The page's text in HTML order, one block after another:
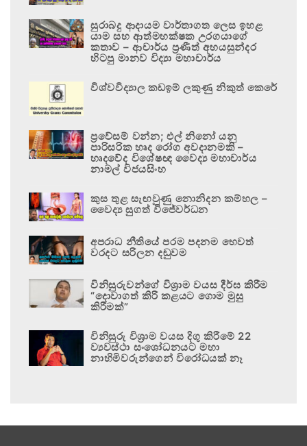
සුරාබදු ආදායම වාර්තාගත ලෙස ඉහළ
යාම සහ ආත්මභක්ෂක උරගයාගේ
කතාව – ආචාර්ය ප්‍රණීත් අභයසුන්දර
හිටපු මානව විද්‍යා මහාචාර්ය
විශ්වවිද්‍යාල කඩඉම් ලකුණු නිකුත් කෙරේ
ප්‍රවේසම් වන්න; එල් නිනෝ යනු
පාරිසරික හෘද රෝග අවදානමකි –
හෘදවේද විශේෂඥ වෛද්‍ය මහාචාර්ය
නාමල් විජයසිංහ
කුස තුළ සැඟවුණු නොනිදන කම්හල –
වෛද්‍ය සුගත් විජේවර්ධන
අපරාධ නීතියේ පරම පදනම හෙවත්
වරදට සරිලන දඬුවම
විනිසුරුවන්ගේ විශ්‍රාම වයස දීර්ඝ කිරීම
“දොවාගත් කිරි කළයට ගොම මුසු
කිරීමක්”
විනිසුරු විශ්‍රාම වයස දිගු කිරීමේ 22
ව්‍යවස්ථා සංශෝධනයට මහා
නාහිමිවරුන්ගෙන් විරෝධයක් නෑ